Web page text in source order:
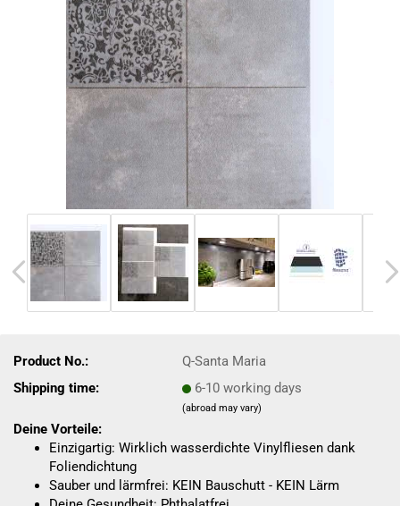
Product No.:
Q-Santa Maria
Shipping time:
6-10 working days
(abroad may vary)
Deine Vorteile:
Einzigartig: Wirklich wasserdichte Vinylfliesen dank
Foliendichtung
Sauber und lärmfrei: KEIN Bauschutt - KEIN Lärm